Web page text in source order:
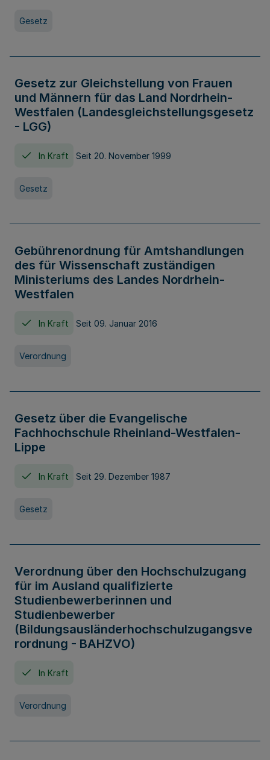
Gesetz
Gesetz zur Gleichstellung von Frauen
und Männern für das Land Nordrhein-
Westfalen (Landesgleichstellungsgesetz
- LGG)
In Kraft Seit 20. November 1999
Gesetz
Gebührenordnung für Amtshandlungen
des für Wissenschaft zuständigen
Ministeriums des Landes Nordrhein-
Westfalen
In Kraft Seit 09. Januar 2016
Verordnung
Gesetz über die Evangelische
Fachhochschule Rheinland-Westfalen-
Lippe
In Kraft Seit 29. Dezember 1987
Gesetz
Verordnung über den Hochschulzugang
für im Ausland qualifizierte
Studienbewerberinnen und
Studienbewerber
(Bildungsausländerhochschulzugangsve
rordnung - BAHZVO)
In Kraft
Verordnung